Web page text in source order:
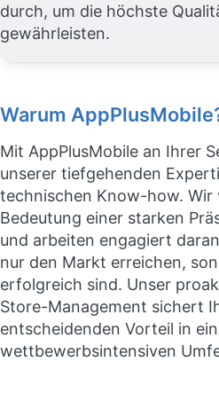
durch, um die höchste
gewährleisten.
Warum
Mit AppPlusMobile an Ihrer
unserer tiefgehenden
technischen Know-how. Wir
Bedeutung einer starken
und arbeiten engagiert
nur den Markt erreichen,
erfolgreich sind. Unser
Store-Management sichert
entscheidenden Vorteil in
wettbewerbsintensiven